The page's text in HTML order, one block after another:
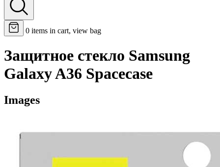
0 items in cart, view bag
Защитное стекло Samsung
Galaxy A36 Spacecase
Images